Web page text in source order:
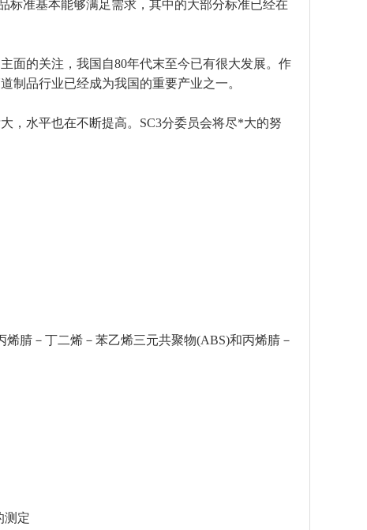
标准基本能够满足需求，其中的大部分标准已经在
面的关注，我国自80年代末至今已有很大发展。作
制品行业已经成为我国的重要产业之一。
，水平也在不断提高。SC3分委员会将尽*大的努
腈－丁二烯－苯乙烯三元共聚物(ABS)和丙烯腈－
测定